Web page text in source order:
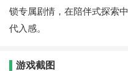
锁专属剧情，在陪伴式探索
代入感。
游戏截图